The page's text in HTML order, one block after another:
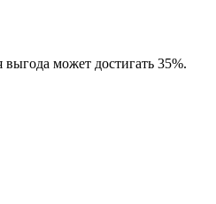
может достигать 35%.